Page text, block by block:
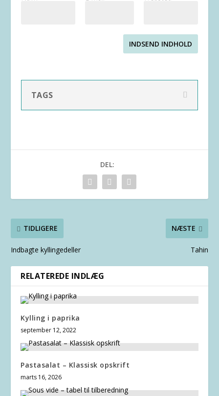
INDSEND INDHOLD
TAGS
DEL:
TIDLIGERE
Indbagte kyllingedeller
NÆSTE
Tahin
RELATEREDE INDLÆG
Kylling i paprika
september 12, 2022
Pastasalat – Klassisk opskrift
marts 16, 2026